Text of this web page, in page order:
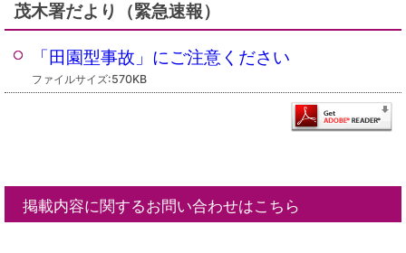
茂木署だより（緊急速報）
「田園型事故」にご注意ください
ファイルサイズ:570KB
掲載内容に関するお問い合わせはこちら